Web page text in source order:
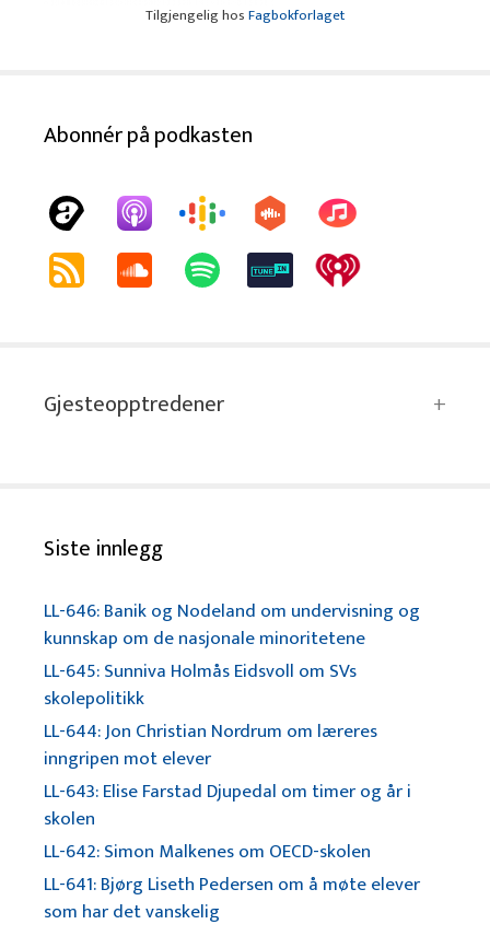
Tilgjengelig hosFagbokforlaget
Abonnér på podkasten
Gjesteopptredener
Siste innlegg
LL-646: Banik og Nodeland om undervisning og
kunnskap om de nasjonale minoritetene
LL-645: Sunniva Holmås Eidsvoll om SVs
skolepolitikk
LL-644: Jon Christian Nordrum om læreres
inngripen mot elever
LL-643: Elise Farstad Djupedal om timer og år i
skolen
LL-642: Simon Malkenes om OECD-skolen
LL-641: Bjørg Liseth Pedersen om å møte elever
som har det vanskelig